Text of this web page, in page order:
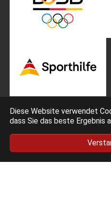
Diese Website verwendet
dass Sie das beste Ergebnis
Datenschutz
AGB Ticketing